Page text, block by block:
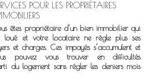
POUR LES PROPRIÉTAIRES
êtes propriétaire d’un bien immobilier qui
loué et votre locataire ne règle plus ses
et charges. Ces impayés s’accumulent et
pouvez vous trouver en difficultés
du logement sans régler les deniers mois